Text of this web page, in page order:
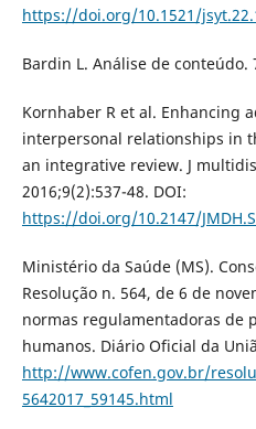
https://doi.org/10.1521/
Bardin L. Análise de conteúdo.
Kornhaber R et al. Enhancing
interpersonal relationships in
an integrative review. J
2016;9(2):537-48. DOI:
https://doi.org/10.2147/
Ministério da Saúde (MS).
Resolução n. 564, de 6 de
normas regulamentadoras de
humanos. Diário Oficial da
http://www.cofen.gov.br/
5642017_59145.html